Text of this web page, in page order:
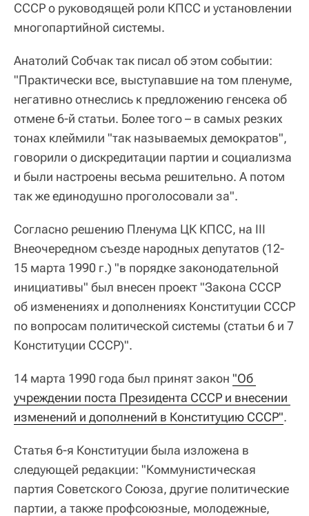
СССР о руководящей роли КПСС и установлении
многопартийной системы.
Анатолий Собчак так писал об этом событии:
"Практически все, выступавшие на том пленуме,
негативно отнеслись к предложению генсека об
отмене 6-й статьи. Более того – в самых резких
тонах клеймили "так называемых демократов",
говорили о дискредитации партии и социализма
и были настроены весьма решительно. А потом
так же единодушно проголосовали за".
Согласно решению Пленума ЦК КПСС, на III
Внеочередном съезде народных депутатов (12-
15 марта 1990 г.) "в порядке законодательной
инициативы" был внесен проект "Закона СССР
об изменениях и дополнениях Конституции СССР
по вопросам политической системы (статьи 6 и 7
Конституции СССР)".
14 марта 1990 года был принят закон "Об
учреждении поста Президента СССР и внесении
изменений и дополнений в Конституцию СССР".
Статья 6-я Конституции была изложена в
следующей редакции: "Коммунистическая
партия Советского Союза, другие политические
партии, а также профсоюзные, молодежные,